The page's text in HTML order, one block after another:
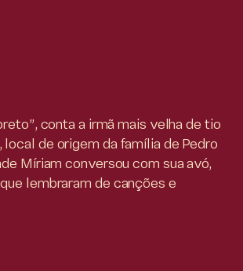
conta a irmã mais velha de tio
local de origem da família de Pedro
Míriam conversou com sua avó,
lembraram de canções e